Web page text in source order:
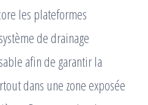
les plateformes
de drainage
afin de garantir la
dans une zone exposée